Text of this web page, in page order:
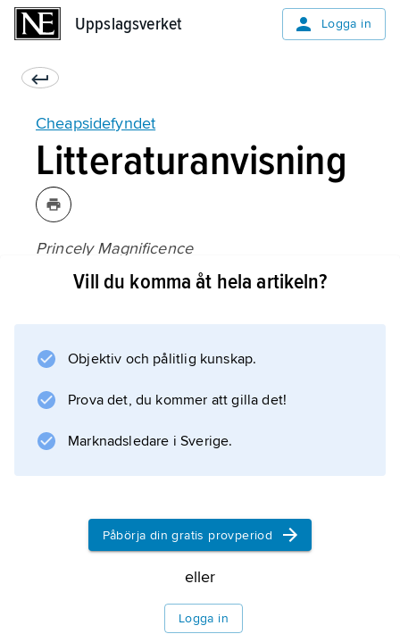
Uppslagsverket Logga in
Cheapsidefyndet
Litteraturanvisning
Princely Magnificence
(1980).
Information om artikeln
Vill du komma åt hela artikeln?
Objektiv och pålitlig kunskap.
Prova det, du kommer att gilla det!
Marknadsledare i Sverige.
Påbörja din gratis provperiod
eller
Logga in